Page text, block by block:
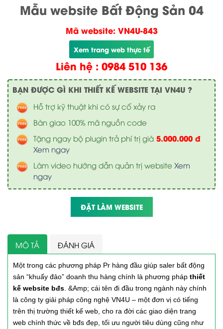
Mẫu website Bất Động Sản 04
Mã website: VN4U-843
Xem trang web thực tế
Liên hệ : 0984 510 136
BẠN ĐƯỢC GÌ KHI THIẾT KẾ WEBSITE TẠI VN4U ?
Hỗ trợ kỹ thuật khi có sự cố xảy ra
Bàn giao 100% mã nguồn code
Tặng ngay bộ plugin trả phí trị giá 5.000.000 đ
Xem ngay
Làm video hướng dẫn quản trị website Xem
ngay
ĐẶT LÀM WEBSITE
MÔ TẢ ĐÁNH GIÁ
Một trong các phương pháp Pr hàng đầu giúp saler bất động
sản “khuấy đảo” doanh thu hàng chính là phương pháp thiết
kế website bđs . &Amp; cái tên đi đầu trong ngành này chính
là công ty giải pháp công nghệ VN4U – một đơn vị có tiếng
trên thị trường thiết kế web, cho ra đời các giao diện trang
web chính thức về bđs đẹp, tối ưu người tiêu dùng cũng như